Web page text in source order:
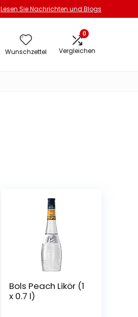
Lesen Sie Nachrichten und Blogs
Wunschzettel
0
Vergleichen
Bols Peach Likör (1
x 0.7 l)